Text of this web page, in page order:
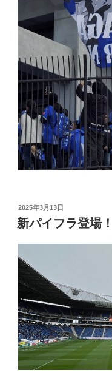
投
稿
日:
2025年3月13日
新パイフラ登場！